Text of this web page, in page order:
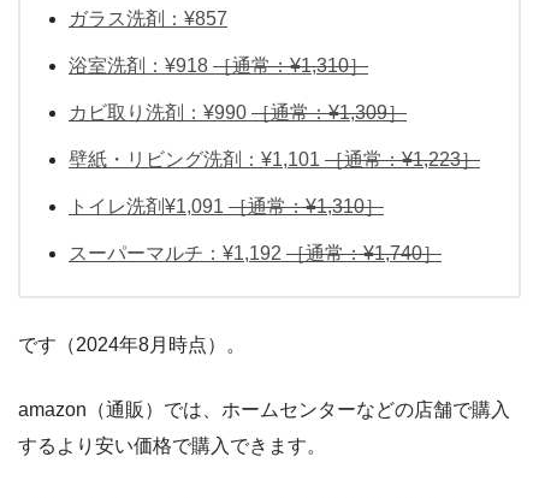
ガラス洗剤：¥857
浴室洗剤：¥918 ［通常：¥1,310］
カビ取り洗剤：¥990 ［通常：¥1,309］
壁紙・リビング洗剤：¥1,101 ［通常：¥1,223］
トイレ洗剤¥1,091 ［通常：¥1,310］
スーパーマルチ：¥1,192 ［通常：¥1,740］
です（2024年8月時点）。
amazon（通販）では、ホームセンターなどの店舗で購入
するより安い価格で購入できます。